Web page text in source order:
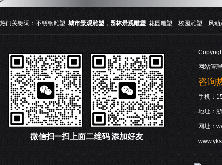
热门关键词： 不锈钢雕塑 城市景观雕塑 ， 园林景观雕塑 花园雕塑 校园雕塑 风动
微信扫一扫上面二维码 添加好友
网站管理
咨询
手机：
地址：
网址：